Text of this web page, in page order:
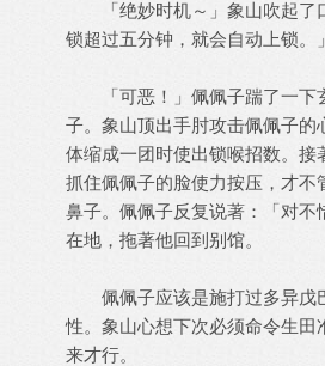
「绝妙时机～」象山吹起了
锁超过五分钟，就会自动上锁。」
「可恶！」佩佩子踹了一下
子。象山顶出手肘攻击佩佩子的
体缩成一团时使出锁喉招数。接
抓住佩佩子的脸使力按压，才不
鼻子。佩佩子反复说著：「对不
在地，拖著他回到别馆。
佩佩子应该是施打过多异戊
性。象山心想下次必须命令生田
来才行。